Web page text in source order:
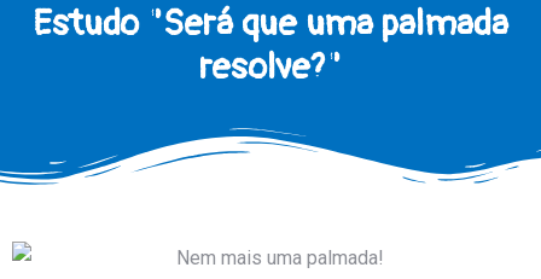
Estudo "Será que uma palmada
resolve?"